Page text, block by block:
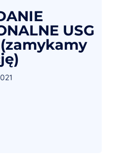
USG
(zamykamy